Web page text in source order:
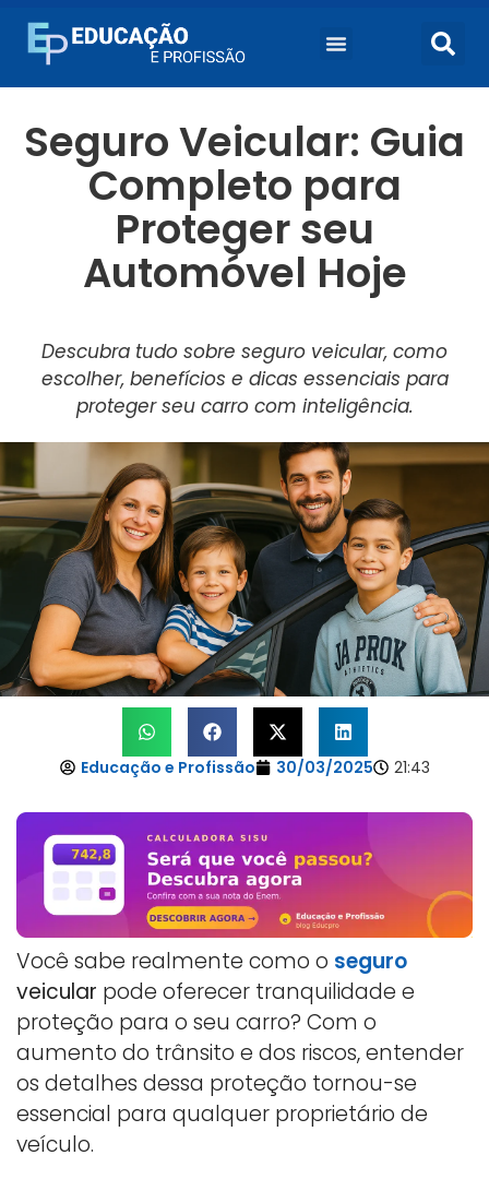
Seguro Veicular: Guia
Completo para
Proteger seu
Automóvel Hoje
Descubra tudo sobre seguro veicular, como
escolher, benefícios e dicas essenciais para
proteger seu carro com inteligência.
Educação e Profissão 30/03/2025 21:43
Você sabe realmente como o seguro
veicular pode oferecer tranquilidade e
proteção para o seu carro? Com o
aumento do trânsito e dos riscos, entender
os detalhes dessa proteção tornou-se
essencial para qualquer proprietário de
veículo.